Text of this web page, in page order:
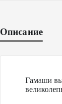
Описание
Гамаши